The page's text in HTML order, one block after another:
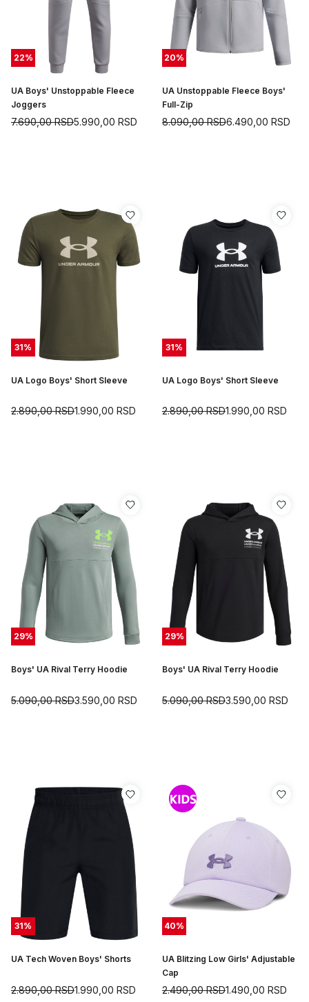
22%
UA Boys' Unstoppable Fleece
Joggers
5.990,00 RSD
7.690,00RSD
20%
UA Unstoppable Fleece Boys'
Full-Zip
6.490,00 RSD
8.090,00RSD
31%
UA Logo Boys' Short Sleeve
1.990,00 RSD
2.890,00RSD
31%
UA Logo Boys' Short Sleeve
1.990,00 RSD
2.890,00RSD
29%
Boys' UA Rival Terry Hoodie
3.590,00 RSD
5.090,00RSD
29%
Boys' UA Rival Terry Hoodie
3.590,00 RSD
5.090,00RSD
31%
UA Tech Woven Boys' Shorts
1.990,00 RSD
2.890,00RSD
40%
UA Blitzing Low Girls' Adjustable
Cap
1.490,00 RSD
2.490,00RSD